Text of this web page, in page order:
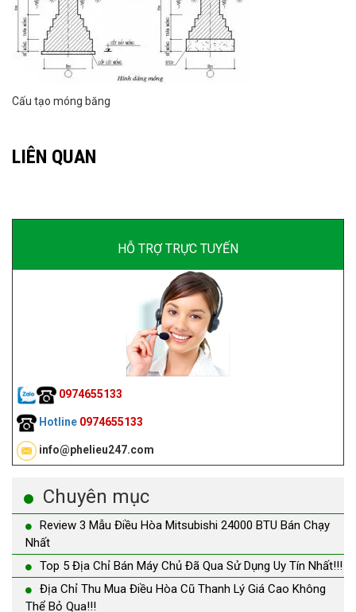
Cấu tạo móng băng
LIÊN QUAN
HỖ TRỢ TRỰC TUYẾN
0974655133
Hotline 0974655133
info@phelieu247.com
Chuyên mục
Review 3 Mẫu Điều Hòa Mitsubishi 24000 BTU Bán Chạy
Nhất
Top 5 Địa Chỉ Bán Máy Chủ Đã Qua Sử Dụng Uy Tín Nhất!!!
Địa Chỉ Thu Mua Điều Hòa Cũ Thanh Lý Giá Cao Không
Thể Bỏ Qua!!!